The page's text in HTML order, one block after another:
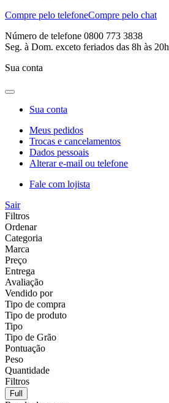
Compre pelo telefoneCompre pelo chat
Número de telefone 0800 773 3838
Seg. à Dom. exceto feriados das 8h às 20h
Sua conta
Sua conta
Meus pedidos
Trocas e cancelamentos
Dados pessoais
Alterar e-mail ou telefone
Fale com lojista
Sair
Filtros
Ordenar
Categoria
Marca
Preço
Entrega
Avaliação
Vendido por
Tipo de compra
Tipo de produto
Tipo
Tipo de Grão
Pontuação
Peso
Quantidade
Filtros
Full